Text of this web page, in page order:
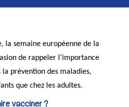
la semaine européenne de la
de rappeler l’importance
prévention des maladies,
que chez les adultes.
vacciner ?